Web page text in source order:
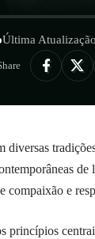
Última
diversas
de
compaixão e
princípios